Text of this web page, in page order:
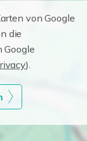
von Google
die
Google
).